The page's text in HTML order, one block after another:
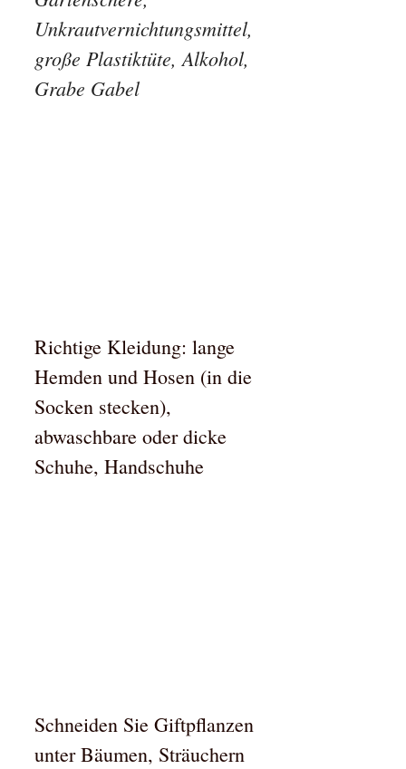
Unkrautvernichtungsmittel,
große Plastiktüte, Alkohol,
Grabe Gabel
Richtige Kleidung: lange
Hemden und Hosen (in die
Socken stecken),
abwaschbare oder dicke
Schuhe, Handschuhe
Schneiden Sie Giftpflanzen
unter Bäumen, Sträuchern